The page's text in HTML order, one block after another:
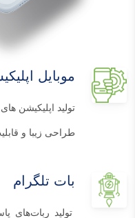
موبایل
طراحی زیبا و
بات تلگرام
تولید ربات‌های